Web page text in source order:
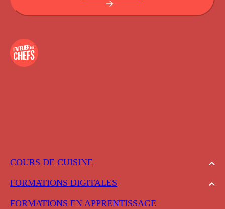
COURS DE CUISINE
FORMATIONS DIGITALES
FORMATIONS EN APPRENTISSAGE